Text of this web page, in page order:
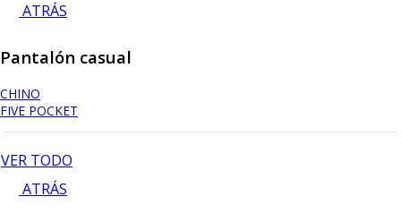
ATRÁS
Pantalón casual
CHINO
FIVE POCKET
VER TODO
ATRÁS